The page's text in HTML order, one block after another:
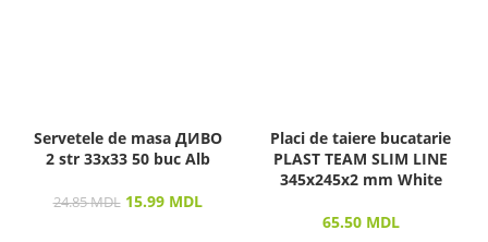
Servetele de masa ДИВО
2 str 33х33 50 buc Alb
24.85MDL 15.99 MDL
Placi de taiere bucatarie
PLAST TEAM SLIM LINE
345x245x2 mm White
65.50 MDL